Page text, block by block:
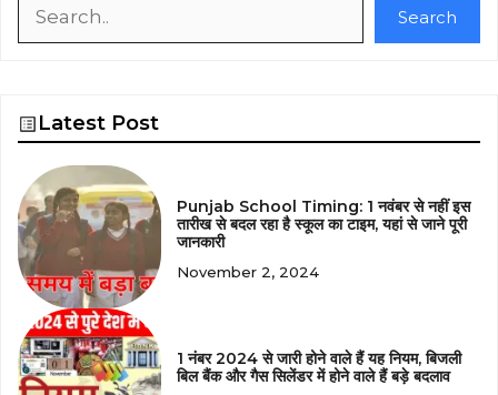
Search
Latest Post
Punjab School Timing: 1 नवंबर से नहीं इस
तारीख से बदल रहा है स्कूल का टाइम, यहां से जाने पूरी
जानकारी
November 2, 2024
1 नंबर 2024 से जारी होने वाले हैं यह नियम, बिजली
बिल बैंक और गैस सिलेंडर में होने वाले हैं बड़े बदलाव